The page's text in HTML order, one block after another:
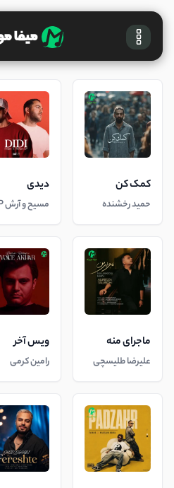
کمک کن
حمید رخشنده
دیدی
مسیح و آرش AP
ماجرای منه
علیرضا طلیسچی
ویس آخر
رامین کرمی